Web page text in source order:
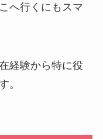
へ行くにもスマ
経験から特に役
。